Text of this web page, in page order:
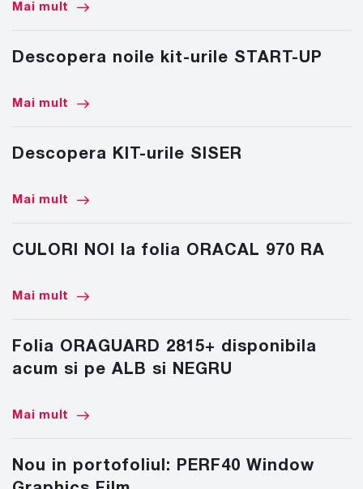
Mai mult
Descopera noile kit-urile START-UP
Mai mult
Descopera KIT-urile SISER
Mai mult
CULORI NOI la folia ORACAL 970 RA
Mai mult
Folia ORAGUARD 2815+ disponibila
acum si pe ALB si NEGRU
Mai mult
Nou in portofoliul: PERF40 Window